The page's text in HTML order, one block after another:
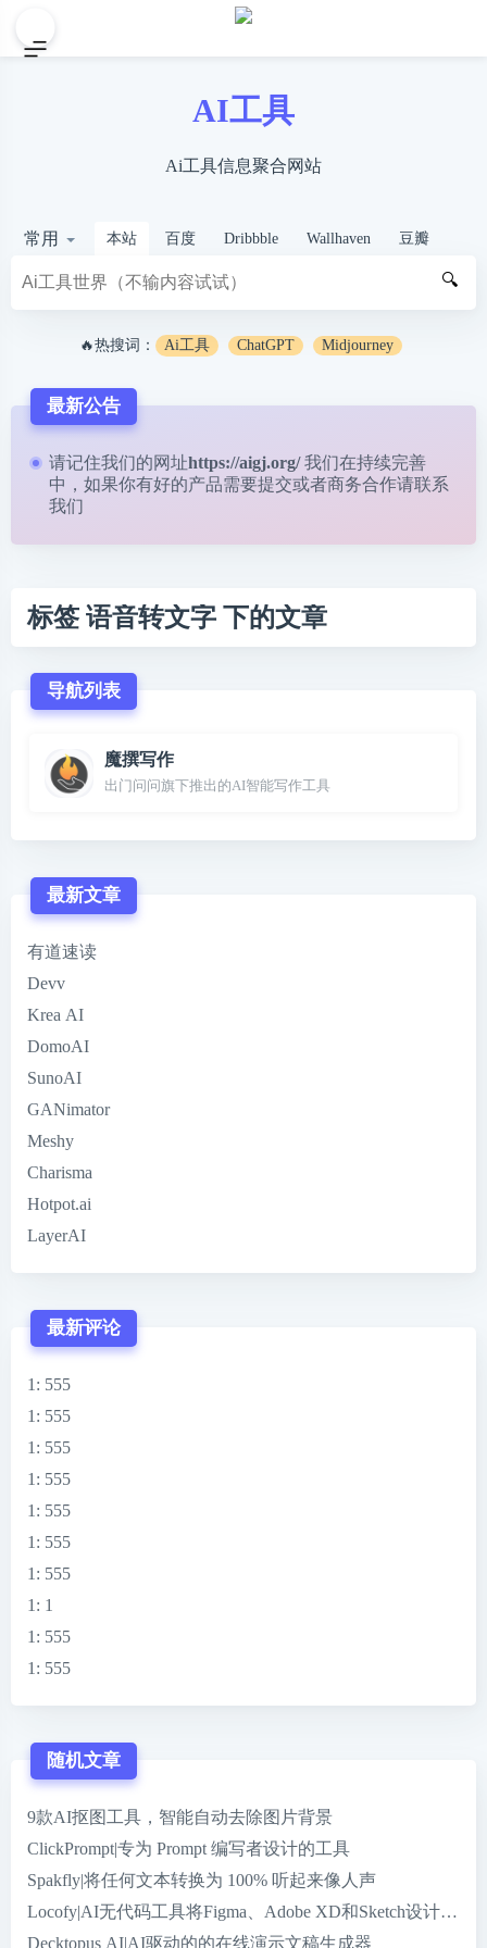
AI工具
Ai工具信息聚合网站
常用 本站 百度 Dribbble Wallhaven 豆瓣
🔍
🔥热搜词： Ai工具 ChatGPT Midjourney
最新公告
请记住我们的网址https://aigj.org/ 我们在持续完善
中，如果你有好的产品需要提交或者商务合作请联系
我们
标签 语音转文字 下的文章
导航列表
魔撰写作
出门问问旗下推出的AI智能写作工具
最新文章
有道速读
Devv
Krea AI
DomoAI
SunoAI
GANimator
Meshy
Charisma
Hotpot.ai
LayerAI
最新评论
1 : 555
1 : 555
1 : 555
1 : 555
1 : 555
1 : 555
1 : 555
1 : 1
1 : 555
1 : 555
随机文章
9款AI抠图工具，智能自动去除图片背景
ClickPrompt|专为 Prompt 编写者设计的工具
Spakfly|将任何文本转换为 100% 听起来像人声
Locofy|AI无代码工具将Figma、Adobe XD和Sketch设计转换
Decktopus AI|AI驱动的的在线演示文稿生成器